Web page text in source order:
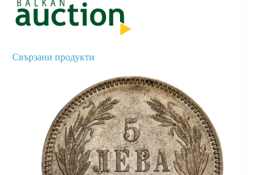
Свързани продукти